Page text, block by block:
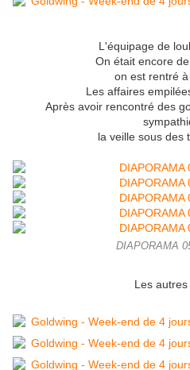
L'équipage de
On était encore
on est rentré
Les affaires
Après avoir rencontré des
la veille sous des
DIAPORAMA
Les